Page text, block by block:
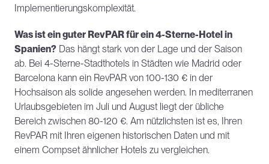
Implementierungskomplexität.
Was ist ein guter RevPAR für ein 4-Sterne-Hotel in
Spanien? Das hängt stark von der Lage und der Saison
ab. Bei 4-Sterne-Stadthotels in Städten wie Madrid oder
Barcelona kann ein RevPAR von 100-130 € in der
Hochsaison als solide angesehen werden. In mediterranen
Urlaubsgebieten im Juli und August liegt der übliche
Bereich zwischen 80-120 €. Am nützlichsten ist es, Ihren
RevPAR mit Ihren eigenen historischen Daten und mit
einem Compset ähnlicher Hotels zu vergleichen.